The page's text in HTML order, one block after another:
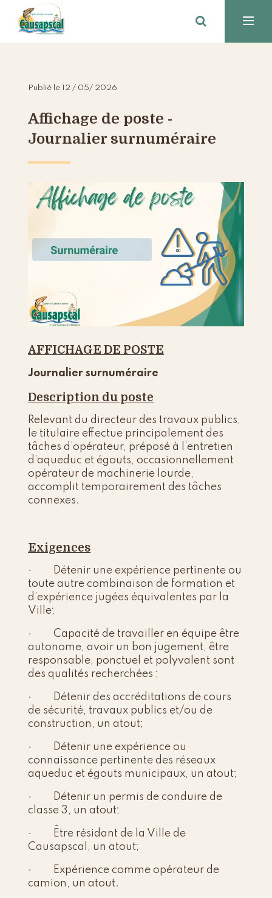
Publié le 12 / 05/ 2026
Affichage de poste -
Journalier surnuméraire
AFFICHAGE DE POSTE
Journalier surnuméraire
Description du poste
Relevant du directeur des travaux publics,
le titulaire effectue principalement des
tâches d’opérateur, préposé à l’entretien
d’aqueduc et égouts, occasionnellement
opérateur de machinerie lourde,
accomplit temporairement des tâches
connexes.
Exigences
· Détenir une expérience pertinente ou
toute autre combinaison de formation et
d’expérience jugées équivalentes par la
Ville;
· Capacité de travailler en équipe être
autonome, avoir un bon jugement, être
responsable, ponctuel et polyvalent sont
des qualités recherchées ;
· Détenir des accréditations de cours
de sécurité, travaux publics et/ou de
construction, un atout;
· Détenir une expérience ou
connaissance pertinente des réseaux
aqueduc et égouts municipaux, un atout;
· Détenir un permis de conduire de
classe 3, un atout;
· Être résidant de la Ville de
Causapscal, un atout;
· Expérience comme opérateur de
camion, un atout.